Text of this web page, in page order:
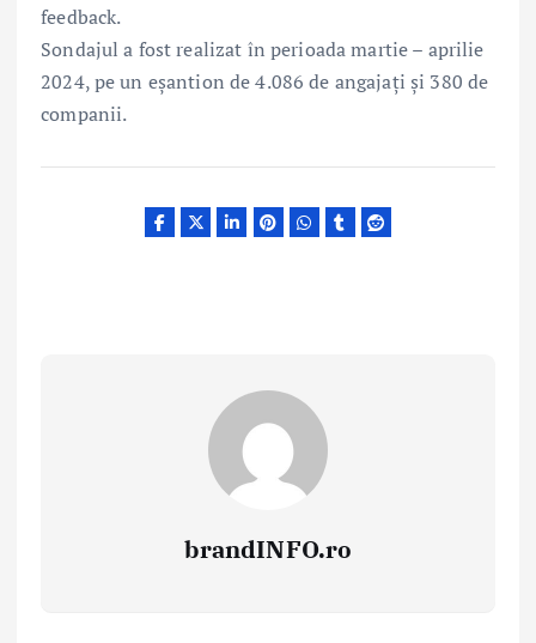
feedback.
Sondajul a fost realizat în perioada martie – aprilie
2024, pe un eșantion de 4.086 de angajați și 380 de
companii.
brandINFO.ro